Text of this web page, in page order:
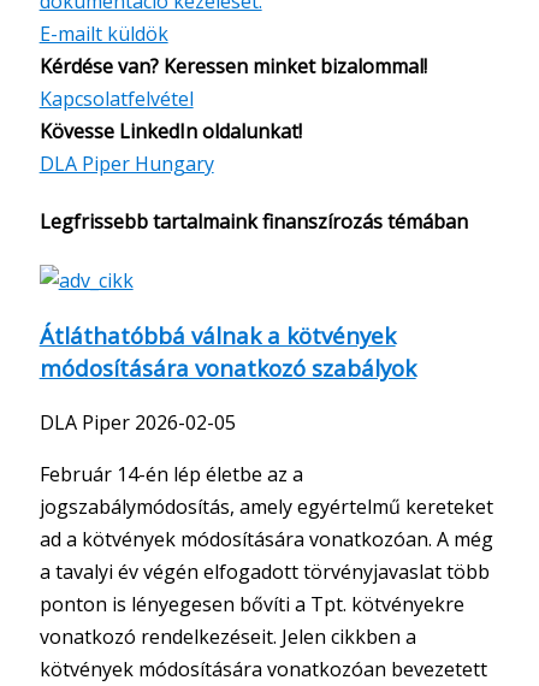
E-mailt küldök
Kérdése van? Keressen minket bizalommal!
Kapcsolatfelvétel
Kövesse LinkedIn oldalunkat!
DLA Piper Hungary
Legfrissebb tartalmaink finanszírozás témában
Átláthatóbbá válnak a kötvények
módosítására vonatkozó szabályok
DLA Piper 2026-02-05
Február 14-én lép életbe az a
jogszabálymódosítás, amely egyértelmű kereteket
ad a kötvények módosítására vonatkozóan. A még
a tavalyi év végén elfogadott törvényjavaslat több
ponton is lényegesen bővíti a Tpt. kötvényekre
vonatkozó rendelkezéseit. Jelen cikkben a
kötvények módosítására vonatkozóan bevezetett